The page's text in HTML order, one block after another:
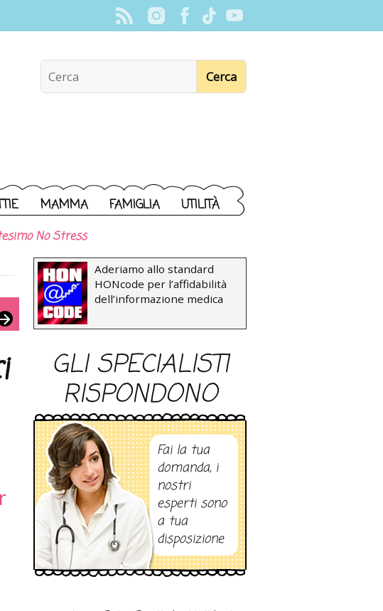
MAMMA FAMIGLIA UTILITÀ
No Stress
Aderiamo allo standard
HONcode per l’affidabilità
dell’informazione medica
GLI SPECIALISTI
RISPONDONO
Fai la tua
domanda, i
nostri
esperti sono
a tua
disposizione